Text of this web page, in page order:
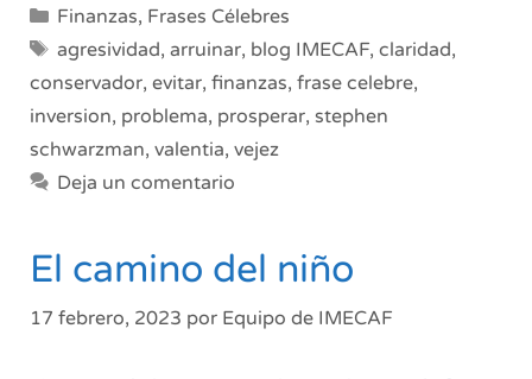
en
las
finanzas
Categorías
Finanzas, Frases Célebres
Etiquetas
agresividad, arruinar, blog IMECAF, claridad,
conservador, evitar, finanzas, frase celebre,
inversion, problema, prosperar, stephen
schwarzman, valentia, vejez
Deja un comentario
El camino del niño
17 febrero, 2023 por Equipo de IMECAF